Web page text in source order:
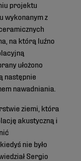
projektu
wykonanym z
na którą luźno
ułożono
następnie
nawadniania.
ziemi, która
akustyczną i
nie było
Sergio